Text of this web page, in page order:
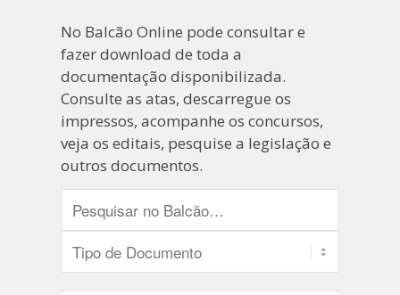
No Balcão Online pode consultar e
fazer download de toda a
documentação disponibilizada.
Consulte as atas, descarregue os
impressos, acompanhe os concursos,
veja os editais, pesquise a legislação e
outros documentos.